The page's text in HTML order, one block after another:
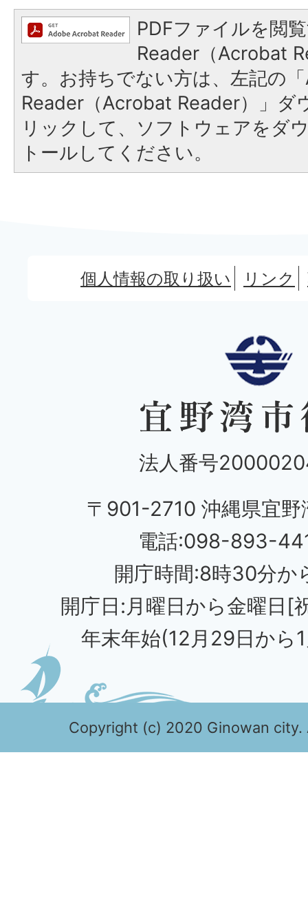
PDFファイルを閲
Reader（Acrobat
す。お持ちでない方は、左記の
Reader（Acrobat Reader）」ダ
リックして、ソフトウェアをダ
トールしてください。
個人情報の取り扱い リンク
法人番号
〒901-2710 沖縄県宜野
電話:098-893-
開庁時間:8時30分か
開庁日:月曜日から金曜日[
年末年始(12月29日から
Copyright (c) 2020 Ginowan city.